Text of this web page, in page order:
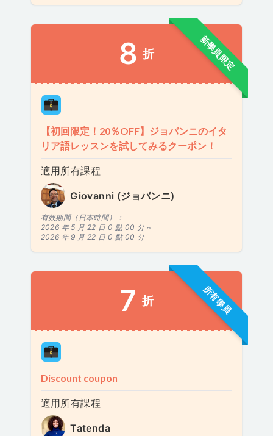
新學員限定
8 折
【初回限定！20％OFF】ジョバンニのイタ
リア語レッスンを試してみるクーポン！
適用所有課程
Giovanni (ジョバンニ)
有效期間（日本時間）：
2026 年 5 月 22 日 0 點 00 分 ~
2026 年 9 月 22 日 0 點 00 分
所有學員
7 折
Discount coupon
適用所有課程
Tatenda